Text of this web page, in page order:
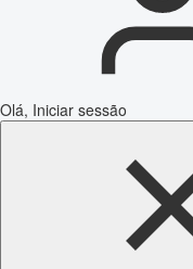
Olá, Iniciar sessão